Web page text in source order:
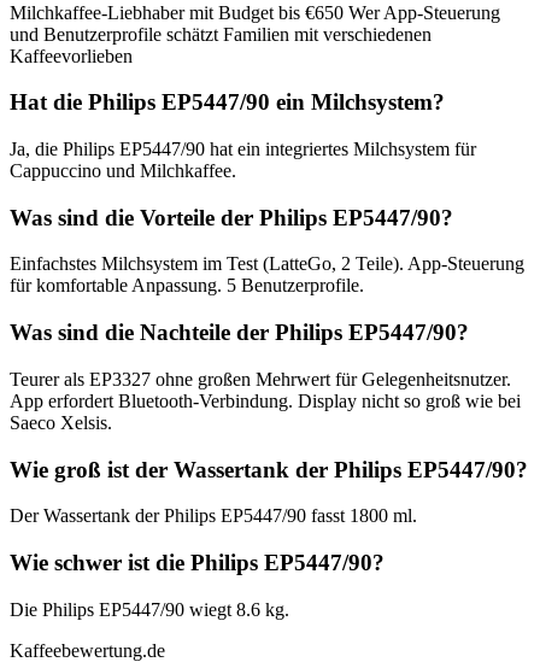
Milchkaffee-Liebhaber mit Budget bis €650 Wer App-Steuerung
und Benutzerprofile schätzt Familien mit verschiedenen
Kaffeevorlieben
Hat die Philips EP5447/90 ein Milchsystem?
Ja, die Philips EP5447/90 hat ein integriertes Milchsystem für
Cappuccino und Milchkaffee.
Was sind die Vorteile der Philips EP5447/90?
Einfachstes Milchsystem im Test (LatteGo, 2 Teile). App-Steuerung
für komfortable Anpassung. 5 Benutzerprofile.
Was sind die Nachteile der Philips EP5447/90?
Teurer als EP3327 ohne großen Mehrwert für Gelegenheitsnutzer.
App erfordert Bluetooth-Verbindung. Display nicht so groß wie bei
Saeco Xelsis.
Wie groß ist der Wassertank der Philips EP5447/90?
Der Wassertank der Philips EP5447/90 fasst 1800 ml.
Wie schwer ist die Philips EP5447/90?
Die Philips EP5447/90 wiegt 8.6 kg.
Kaffeebewertung.de